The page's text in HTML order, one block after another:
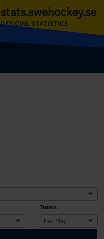
stats.swehockey.se
OFFICIAL STATISTICS
Teams